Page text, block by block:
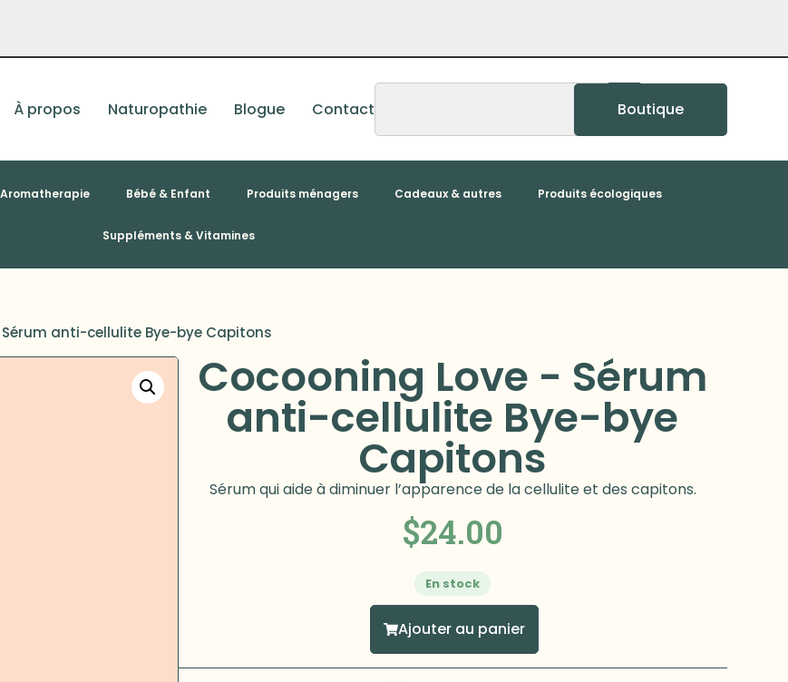
À propos Naturopathie Blogue Contact Boutique
Aromatherapie Bébé & Enfant Produits ménagers Cadeaux & autres Produits écologiques
Suppléments & Vitamines
anti-cellulite Bye-bye Capitons
Cocooning Love - Sérum
anti-cellulite Bye-bye
Capitons
Sérum qui aide à diminuer l’apparence de la cellulite et des capitons.
$24.00
En stock
Ajouter au panier